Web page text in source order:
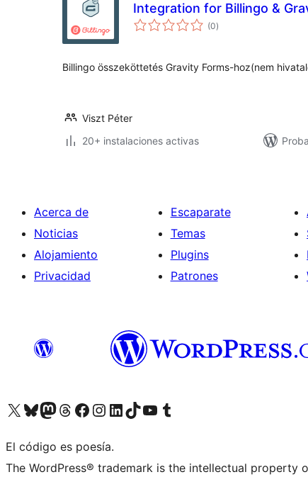
Integration for Billingo &
(0total
de
)
Billingo összeköttetés Gravity Forms-hoz(nem
Viszt Péter
20+ instalaciones activas
Acerca de
Noticias
Alojamiento
Privacidad
Escaparate
Temas
Plugins
Patrones
Visit our X (formerly Twitter) account
Visit our Bluesky account
Visit our Mastodon account
Visit our Threads account
Visita nuestra página de Facebook
Visita nuestra cuenta de Instagram
Visita nuestra cuenta de LinkedIn
Visit our TikTok account
Visita nuestro canal de YouTube
Visit our Tumblr account
El código es poesía.
The WordPress® trademark is the intellectual property